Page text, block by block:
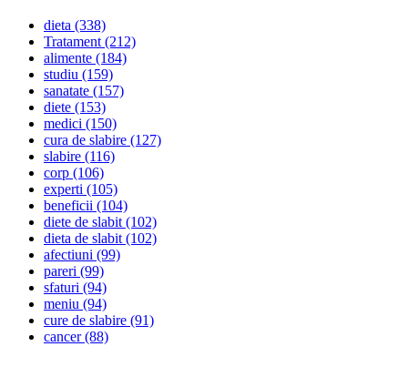
dieta (338)
Tratament(212)
alimente (184)
studiu (159)
sanatate (157)
diete (153)
medici (150)
cura de slabire (127)
slabire (116)
corp (106)
experti (105)
beneficii (104)
diete de slabit(102)
dieta de slabit(102)
afectiuni (99)
pareri (99)
sfaturi (94)
meniu (94)
cure de slabire (91)
cancer(88)